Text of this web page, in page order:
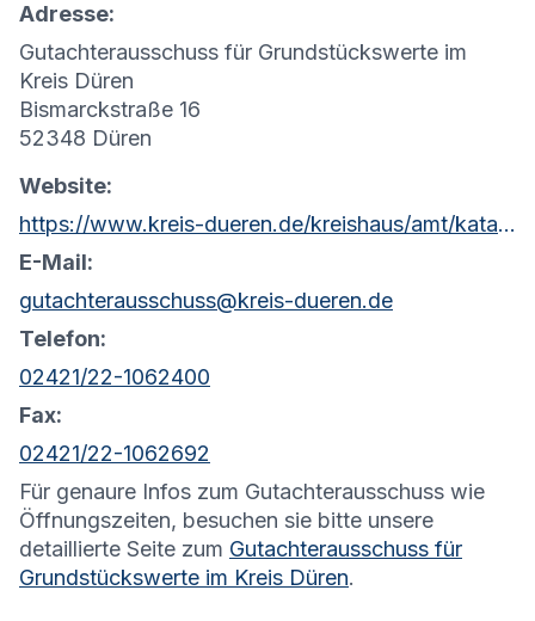
Adresse:
Gutachterausschuss für Grundstückswerte im
Kreis Düren
Bismarckstraße 16
52348 Düren
Website:
https://www.kreis-dueren.de/kreishaus/amt/katasteramt/gutachterausschuss.php
E-Mail:
gutachterausschuss@kreis-dueren.de
Telefon:
02421/22-1062400
Fax:
02421/22-1062692
Für genaure Infos zum Gutachterausschuss wie
Öffnungszeiten, besuchen sie bitte unsere
detaillierte Seite zum Gutachterausschuss für
Grundstückswerte im Kreis Düren.